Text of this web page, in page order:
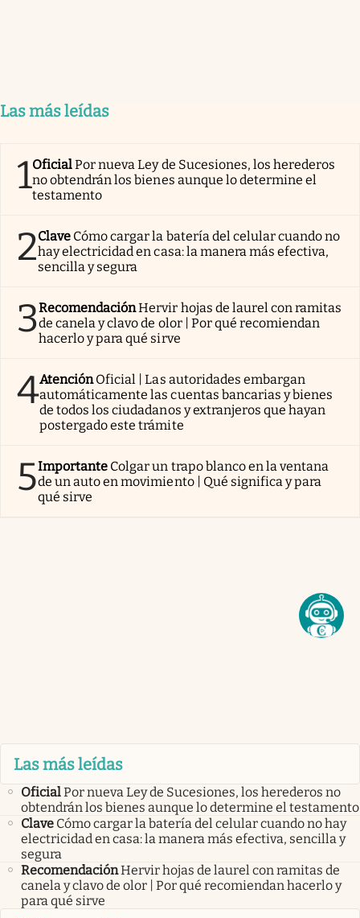
Las más leídas
1OficialPor nueva Ley de Sucesiones, los herederos
no obtendrán los bienes aunque lo determine el
testamento
2Clave Cómo cargar la batería del celular cuando no
hay electricidad en casa: la manera más efectiva,
sencilla y segura
3RecomendaciónHervir hojas de laurel con ramitas
de canela y clavo de olor | Por qué recomiendan
hacerlo y para qué sirve
4AtenciónOficial | Las autoridades embargan
automáticamente las cuentas bancarias y bienes
de todos los ciudadanos y extranjeros que hayan
postergado este trámite
5Importante Colgar un trapo blanco en la ventana
de un auto en movimiento | Qué significa y para
qué sirve
Las más leídas
OficialPor nueva Ley de Sucesiones, los herederos no
obtendrán los bienes aunque lo determine el testamento
Clave Cómo cargar la batería del celular cuando no hay
electricidad en casa: la manera más efectiva, sencilla y
segura
RecomendaciónHervir hojas de laurel con ramitas de
canela y clavo de olor | Por qué recomiendan hacerlo y
para qué sirve